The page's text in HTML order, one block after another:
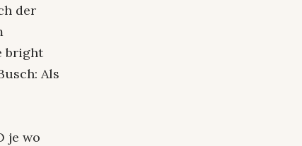
der
bright
Als
je wo